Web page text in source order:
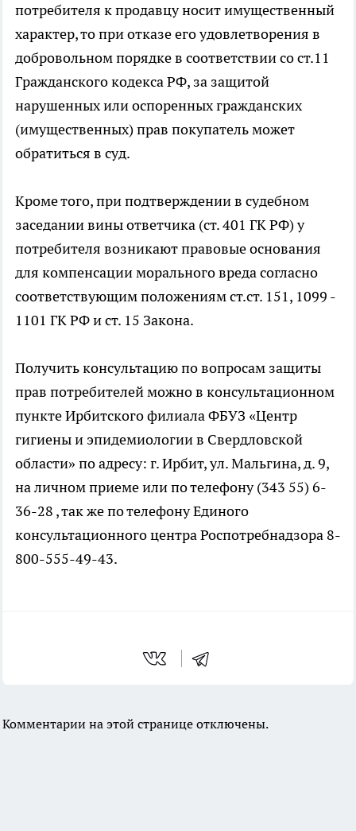
потребителя к продавцу носит имущественный
характер, то при отказе его удовлетворения в
добровольном порядке в соответствии со ст.11
Гражданского кодекса РФ, за защитой
нарушенных или оспоренных гражданских
(имущественных) прав покупатель может
обратиться в суд.
Кроме того, при подтверждении в судебном
заседании вины ответчика (ст. 401 ГК РФ) у
потребителя возникают правовые основания
для компенсации морального вреда согласно
соответствующим положениям ст.ст. 151, 1099 -
1101 ГК РФ и ст. 15 Закона.
Получить консультацию по вопросам защиты
прав потребителей можно в консультационном
пункте Ирбитского филиала ФБУЗ «Центр
гигиены и эпидемиологии в Свердловской
области» по адресу: г. Ирбит, ул. Мальгина, д. 9,
на личном приеме или по телефону (343 55) 6-
36-28 , так же по телефону Единого
консультационного центра Роспотребнадзора 8-
800-555-49-43.
Комментарии на этой странице отключены.